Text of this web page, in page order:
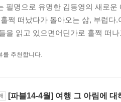
필명으로 유명한 김동영의 새로
쩍 떠났다가 돌아오는 삶, 부럽
을 읽고 있으면어딘가로 훌쩍 떠
를 추천합니다.
[파블14-4월] 여행 그 아림에